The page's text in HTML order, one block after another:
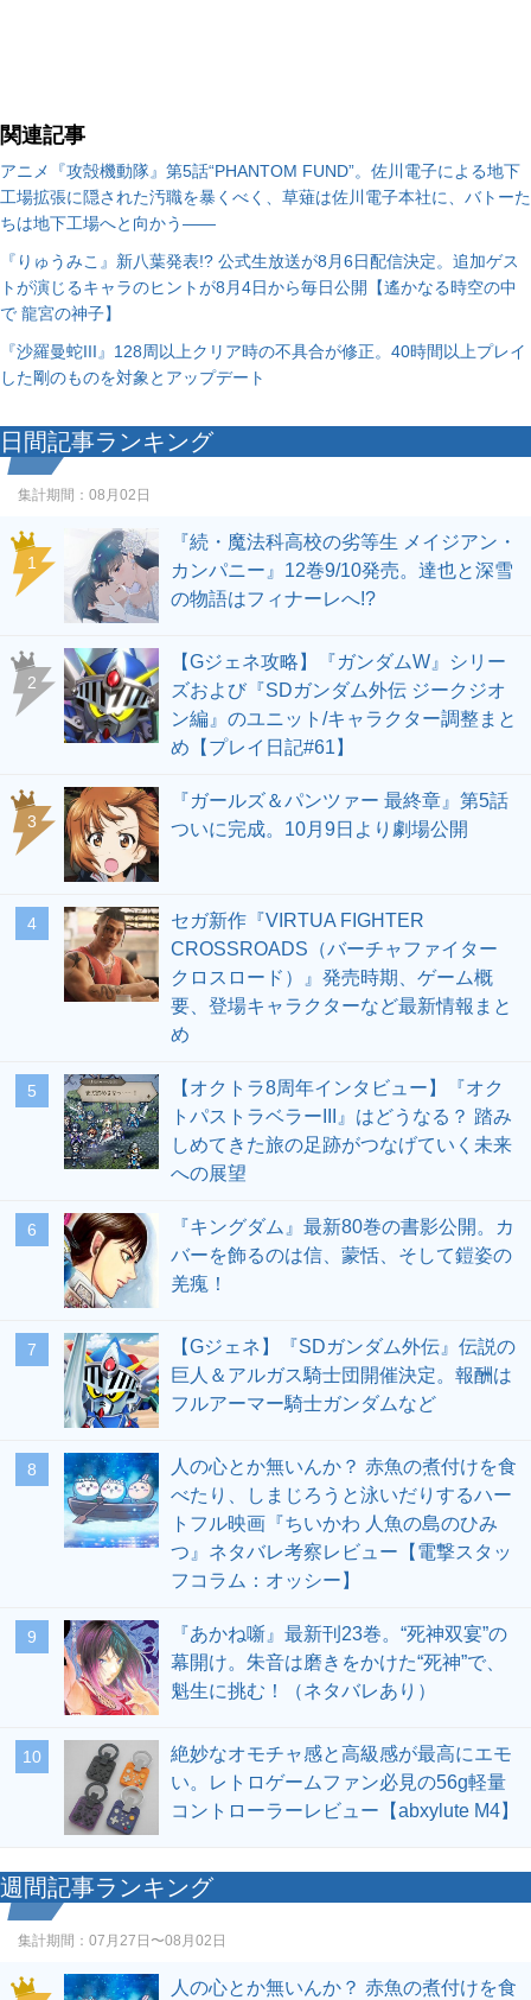
関連記事
アニメ『攻殻機動隊』第5話“PHANTOM FUND”。佐川電子による地下
工場拡張に隠された汚職を暴くべく、草薙は佐川電子本社に、バトーた
ちは地下工場へと向かう――
『りゅうみこ』新八葉発表!? 公式生放送が8月6日配信決定。追加ゲス
トが演じるキャラのヒントが8月4日から毎日公開【遙かなる時空の中
で 龍宮の神子】
『沙羅曼蛇III』128周以上クリア時の不具合が修正。40時間以上プレイ
した剛のものを対象とアップデート
日間記事ランキング
集計期間： 08月02日
1
『続・魔法科高校の劣等生 メイジアン・
カンパニー』12巻9/10発売。達也と深雪
の物語はフィナーレへ!?
2
【Gジェネ攻略】『ガンダムW』シリー
ズおよび『SDガンダム外伝 ジークジオ
ン編』のユニット/キャラクター調整まと
め【プレイ日記#61】
3
『ガールズ＆パンツァー 最終章』第5話
ついに完成。10月9日より劇場公開
4
セガ新作『VIRTUA FIGHTER
CROSSROADS（バーチャファイター
クロスロード）』発売時期、ゲーム概
要、登場キャラクターなど最新情報まと
め
5
【オクトラ8周年インタビュー】『オク
トパストラベラーIII』はどうなる？ 踏み
しめてきた旅の足跡がつなげていく未来
への展望
6
『キングダム』最新80巻の書影公開。カ
バーを飾るのは信、蒙恬、そして鎧姿の
羌瘣！
7
【Gジェネ】『SDガンダム外伝』伝説の
巨人＆アルガス騎士団開催決定。報酬は
フルアーマー騎士ガンダムなど
8
人の心とか無いんか？ 赤魚の煮付けを食
べたり、しまじろうと泳いだりするハー
トフル映画『ちいかわ 人魚の島のひみ
つ』ネタバレ考察レビュー【電撃スタッ
フコラム：オッシー】
9
『あかね噺』最新刊23巻。“死神双宴”の
幕開け。朱音は磨きをかけた“死神”で、
魁生に挑む！（ネタバレあり）
10
絶妙なオモチャ感と高級感が最高にエモ
い。レトロゲームファン必見の56g軽量
コントローラーレビュー【abxylute M4】
週間記事ランキング
集計期間： 07月27日〜08月02日
人の心とか無いんか？ 赤魚の煮付けを食